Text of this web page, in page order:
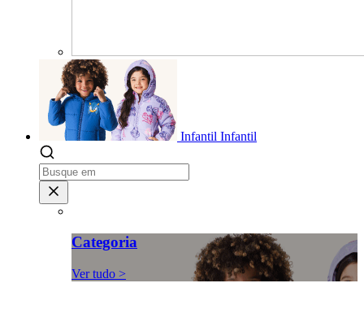
Infantil Infantil
Categoria
Ver tudo >